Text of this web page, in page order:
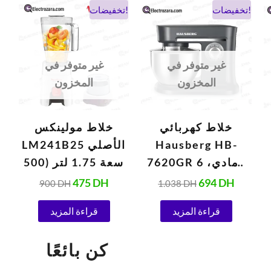
تخفيضات!
غير متوفر في
المخزون
خلاط مولينكس
LM241B25 الأصلي
سعة 1.75 لتر (500
واط، 220 فولت،
أبيض)
900DH
السعر
الأصلي
هو:
475DH
السعر
الحالي
قراءة المزيد
تخفيضات!
غير متوفر في
المخزون
خلاط كهربائي
Hausberg HB-
7620GR رمادي، 6
سرعات، 5 لترات
(1000 واط)
1.038DH
السعر
الأصلي
1.038 DH.
694DH
السعر
الحالي
هو:
قراءة المزيد
كن بائعًا